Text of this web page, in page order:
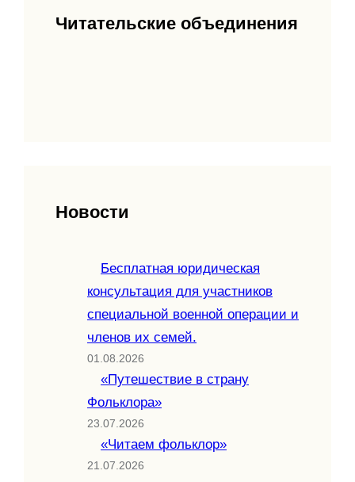
Читательские объединения
Новости
Бесплатная юридическая
консультация для участников
специальной военной операции и
членов их семей.
01.08.2026
«Путешествие в страну
Фольклора»
23.07.2026
«Читаем фольклор»
21.07.2026